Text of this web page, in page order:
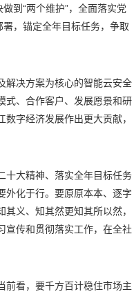
到“两个维护”，全面落实党
，锚定全年目标任务，争取
解决方案为核心的智能云安全
式、合作客户、发展愿景和研
字经济发展作出更大贡献，
十大精神、落实全年目标任务
外化于行。要原原本本、逐字
义、知其然更知其所以然，
宣传和贯彻落实工作，在全社
前看，要千方百计稳住市场主